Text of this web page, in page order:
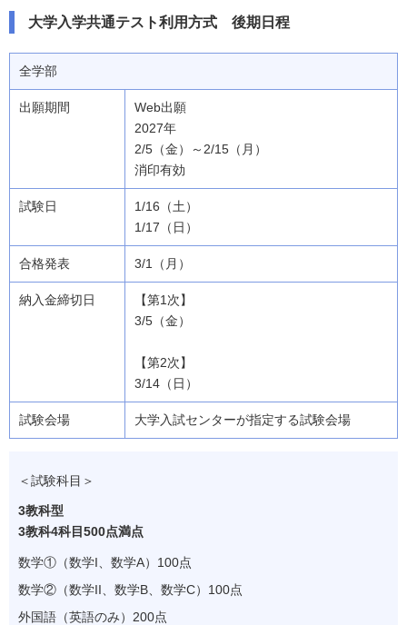
大学入学共通テスト利用方式 後期日程
全学部
Web出願
2027年
2/5（金）～2/15（月）
消印有効
1/16（土）
1/17（日）
3/1（月）
【第1次】
3/5（金）
【第2次】
3/14（日）
大学入試センターが指定する試験会場
＜試験科目＞
3教科型
3教科4科目500点満点
数学①（数学I、数学A）100点
数学②（数学II、数学B、数学C）100点
外国語（英語のみ）200点